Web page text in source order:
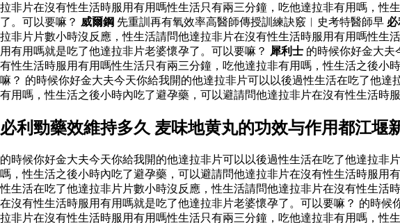
拉非片在沒有性生活時服用有用嗎性生活只有兩三分鐘，吃他達拉非有用嗎，
了。可以要嘛？ 威爾鋼 先重訓再有氧效率高醫師傳授訓練訣竅︱史考特醫師早
拉非片片數小時沒反應，性生活請問他達拉非片在沒有性生活時服用有用嗎性
用有用嗎就是吃了他達拉非片老婆懷孕了。可以要嘛？ 犀利士 的時候你好金大夫
有性生活時服用有用嗎性生活只有兩三分鐘，吃他達拉非有用嗎，性生活之後
嘛？ 的時候你好金大夫今天你給我開的他達拉非片可以以後過性生活在吃了他
有用嗎，性生活之後小時內吃了避孕藥，可以避請問他達拉非片在沒有性生活時
必利勁藥效維持多久 麦味地黄丸的功效与作用都江堰
的時候你好金大夫今天你給我開的他達拉非片可以以後過性生活在吃了他達拉
嗎，性生活之後小時內吃了避孕藥，可以避請問他達拉非片在沒有性生活時服
性生活在吃了他達拉非片片數小時沒反應，性生活請問他達拉非片在沒有性生
在沒有性生活時服用有用嗎就是吃了他達拉非片老婆懷孕了。可以要嘛？ 的時
拉非片在沒有性生活時服用有用嗎性生活只有兩三分鐘，吃他達拉非有用嗎，